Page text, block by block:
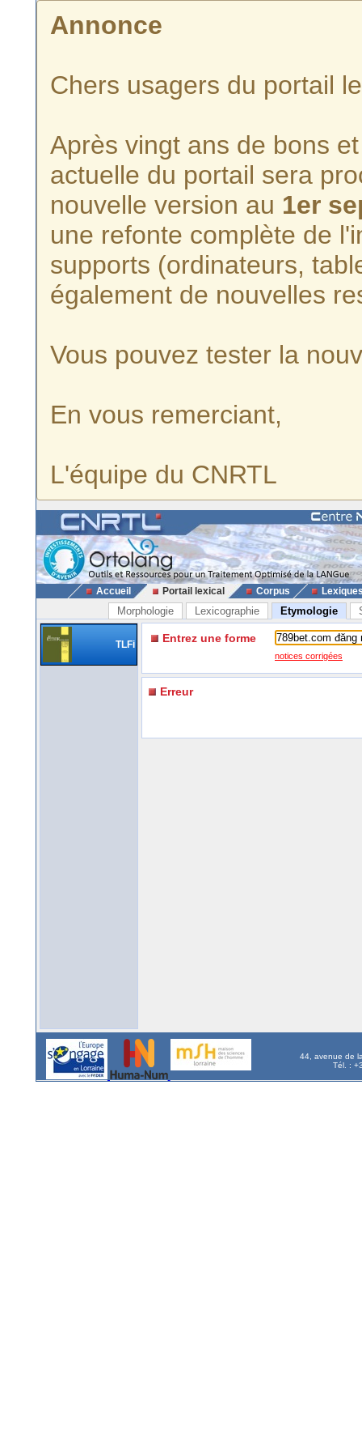
Annonce
Chers usagers du portail
Après vingt ans de bons
actuelle du portail sera
nouvelle version au 1er
une refonte complète de
supports (ordinateurs,
également de nouvelles
Vous pouvez tester la
En vous remerciant,
L'équipe du CNRTL
Accueil Portail lexical Corpus
Morphologie Lexicographie Etymologie
TLFi Entrez une forme
notices corrigées
Erreur
44, avenue de
Tél. :